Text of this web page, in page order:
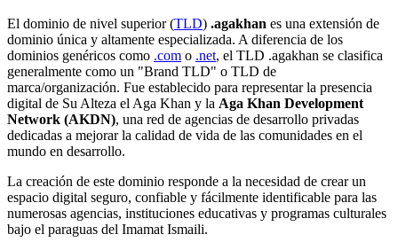
El dominio de nivel superior (TLD) .agakhan es una extensión de
dominio única y altamente especializada. A diferencia de los
dominios genéricos como .com o .net, el TLD .agakhan se clasifica
generalmente como un "Brand TLD" o TLD de
marca/organización. Fue establecido para representar la presencia
digital de Su Alteza el Aga Khan y la Aga Khan Development
Network (AKDN), una red de agencias de desarrollo privadas
dedicadas a mejorar la calidad de vida de las comunidades en el
mundo en desarrollo.
La creación de este dominio responde a la necesidad de crear un
espacio digital seguro, confiable y fácilmente identificable para las
numerosas agencias, instituciones educativas y programas culturales
bajo el paraguas del Imamat Ismaili.